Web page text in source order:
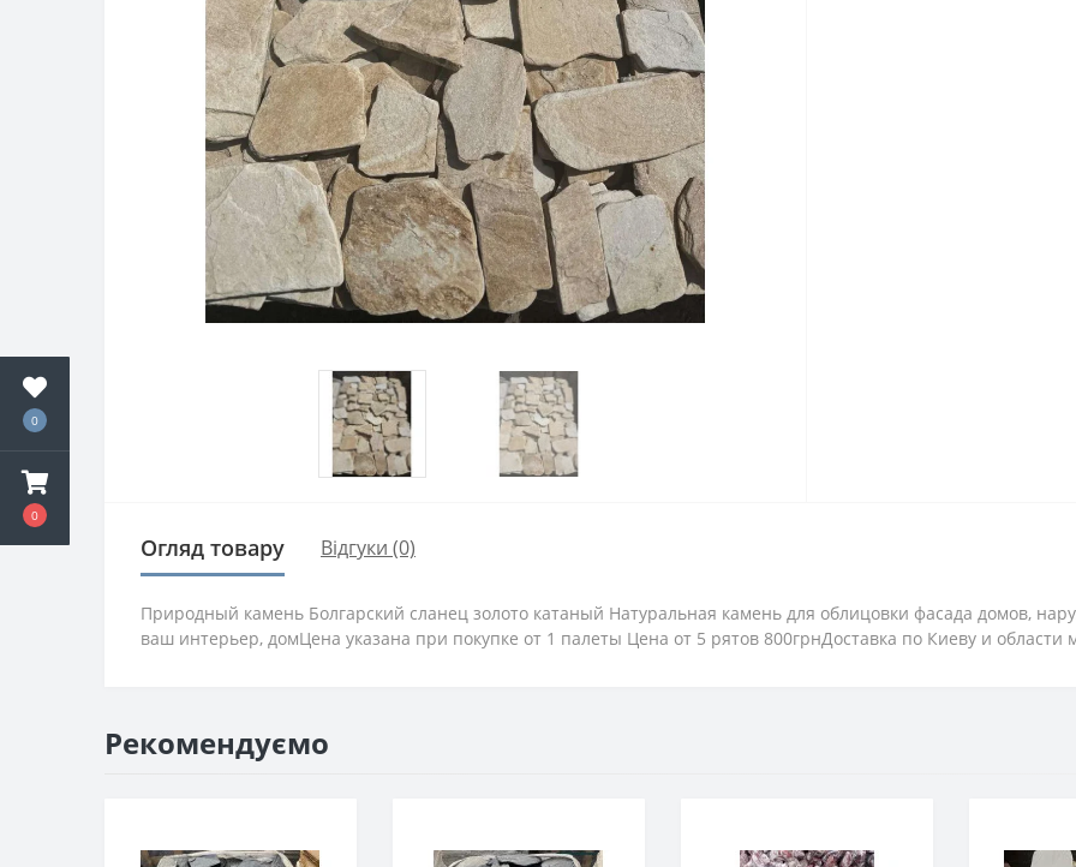
0
0
Огляд товару Відгуки (0)
Природный камень Болгарский сланец золото катаный Натуральная камень для облицовки фасада домов,
ваш интерьер, домЦена указана при покупке от 1 палеты Цена от 5 рятов 800грнДоставка по Киеву и
Рекомендуємо